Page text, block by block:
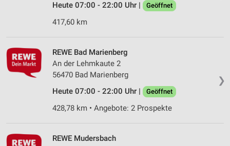
Heute 07:00 - 22:00 Uhr |
Geöffnet
417,60 km
❯
REWE Bad Marienberg
An der Lehmkaute 2
56470 Bad Marienberg
Heute 07:00 - 22:00 Uhr |
Geöffnet
428,78 km • Angebote: 2 Prospekte
REWE Mudersbach